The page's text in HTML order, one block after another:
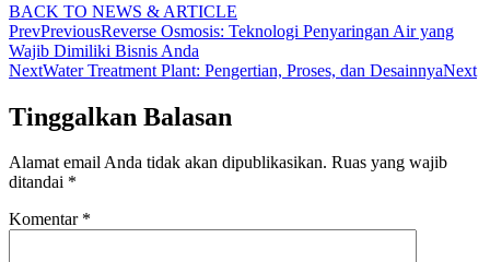
BACK TO NEWS & ARTICLE
PrevPreviousReverse Osmosis: Teknologi Penyaringan Air yang
Wajib Dimiliki Bisnis Anda
NextWater Treatment Plant: Pengertian, Proses, dan DesainnyaNext
Tinggalkan Balasan
Alamat email Anda tidak akan dipublikasikan. Ruas yang wajib
ditandai *
Komentar *